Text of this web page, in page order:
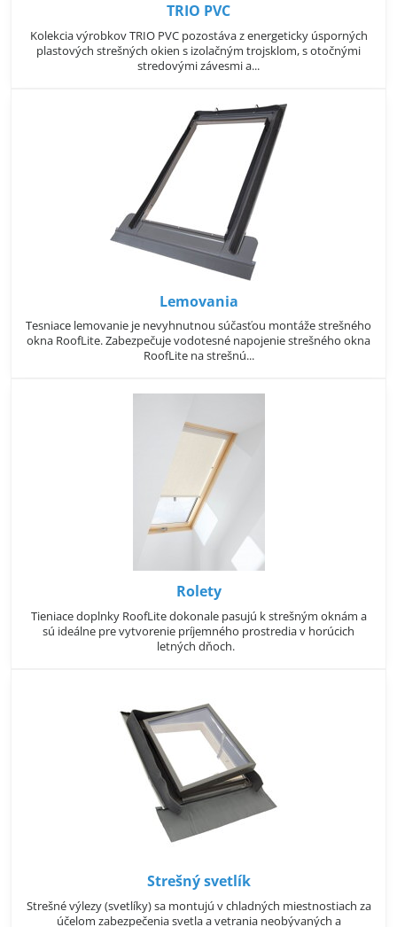
TRIO PVC
Kolekcia výrobkov TRIO PVC pozostáva z energeticky úsporných
plastových strešných okien s izolačným trojsklom, s otočnými
stredovými závesmi a...
Lemovania
Tesniace lemovanie je nevyhnutnou súčasťou montáže strešného
okna RoofLite. Zabezpečuje vodotesné napojenie strešného okna
RoofLite na strešnú...
Rolety
Tieniace doplnky RoofLite dokonale pasujú k strešným oknám a
sú ideálne pre vytvorenie príjemného prostredia v horúcich
letných dňoch.
Strešný svetlík
Strešné výlezy (svetlíky) sa montujú v chladných miestnostiach za
účelom zabezpečenia svetla a vetrania neobývaných a